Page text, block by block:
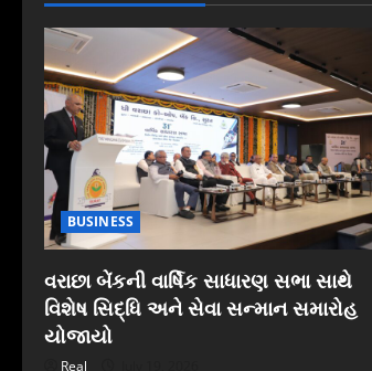
BUSINESS
વરાછા બેંકની વાર્ષિક સાધારણ સભા સાથે
વિશેષ સિદ્ધિ અને સેવા સન્માન સમારોહ
યોજાયો
Real